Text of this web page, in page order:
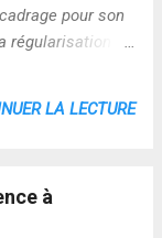
pour son
régularisation
type de
le devenir
perturbations.
LA LECTURE
à